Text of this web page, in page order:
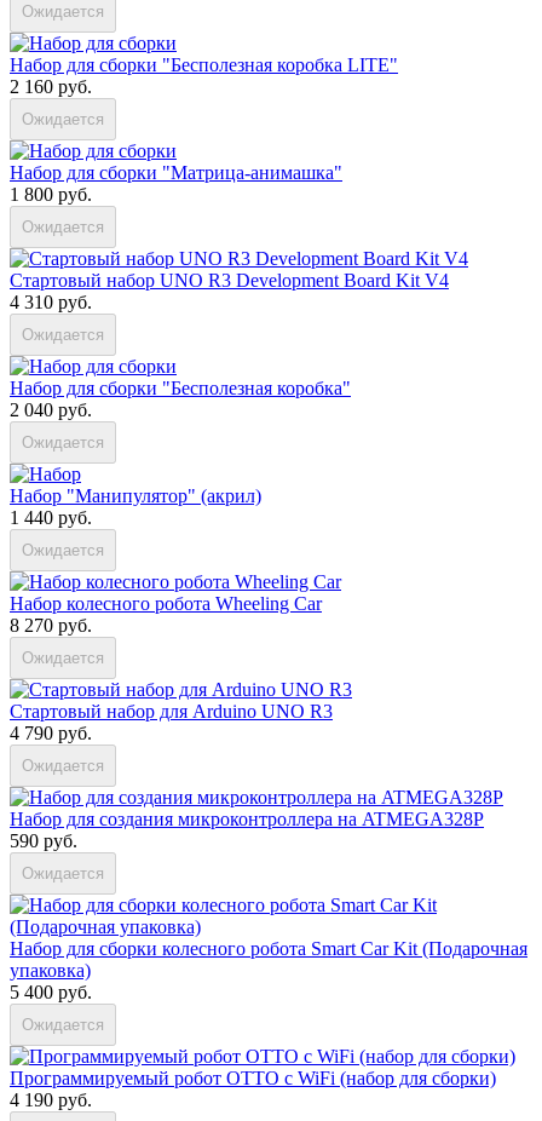
Ожидается
Набор для сборки "Бесполезная коробка LITE"
2 160 руб.
Ожидается
Набор для сборки "Матрица-анимашка"
1 800 руб.
Ожидается
Стартовый набор UNO R3 Development Board Kit V4
4 310 руб.
Ожидается
Набор для сборки "Бесполезная коробка"
2 040 руб.
Ожидается
Набор "Манипулятор" (акрил)
1 440 руб.
Ожидается
Набор колесного робота Wheeling Car
8 270 руб.
Ожидается
Стартовый набор для Arduino UNO R3
4 790 руб.
Ожидается
Набор для создания микроконтроллера на ATMEGA328P
590 руб.
Ожидается
Набор для сборки колесного робота Smart Car Kit (Подарочная
упаковка)
5 400 руб.
Ожидается
Программируемый робот OTTO с WiFi (набор для сборки)
4 190 руб.